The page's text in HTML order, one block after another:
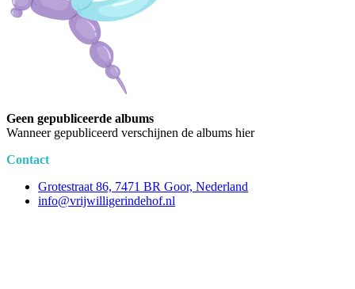
Geen gepubliceerde albums
Wanneer gepubliceerd verschijnen de albums hier
Contact
Grotestraat 86, 7471 BR Goor, Nederland
info@vrijwilligerindehof.nl